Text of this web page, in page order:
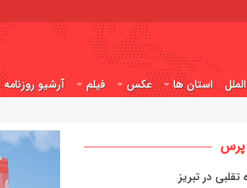
استان ها عکس فیلم آرشیو روزنامه
پرس